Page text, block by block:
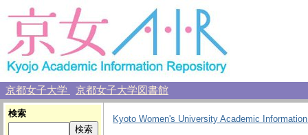
京都女子大学 京都女子大学図書館
検索
Kyoto Women's University Academic